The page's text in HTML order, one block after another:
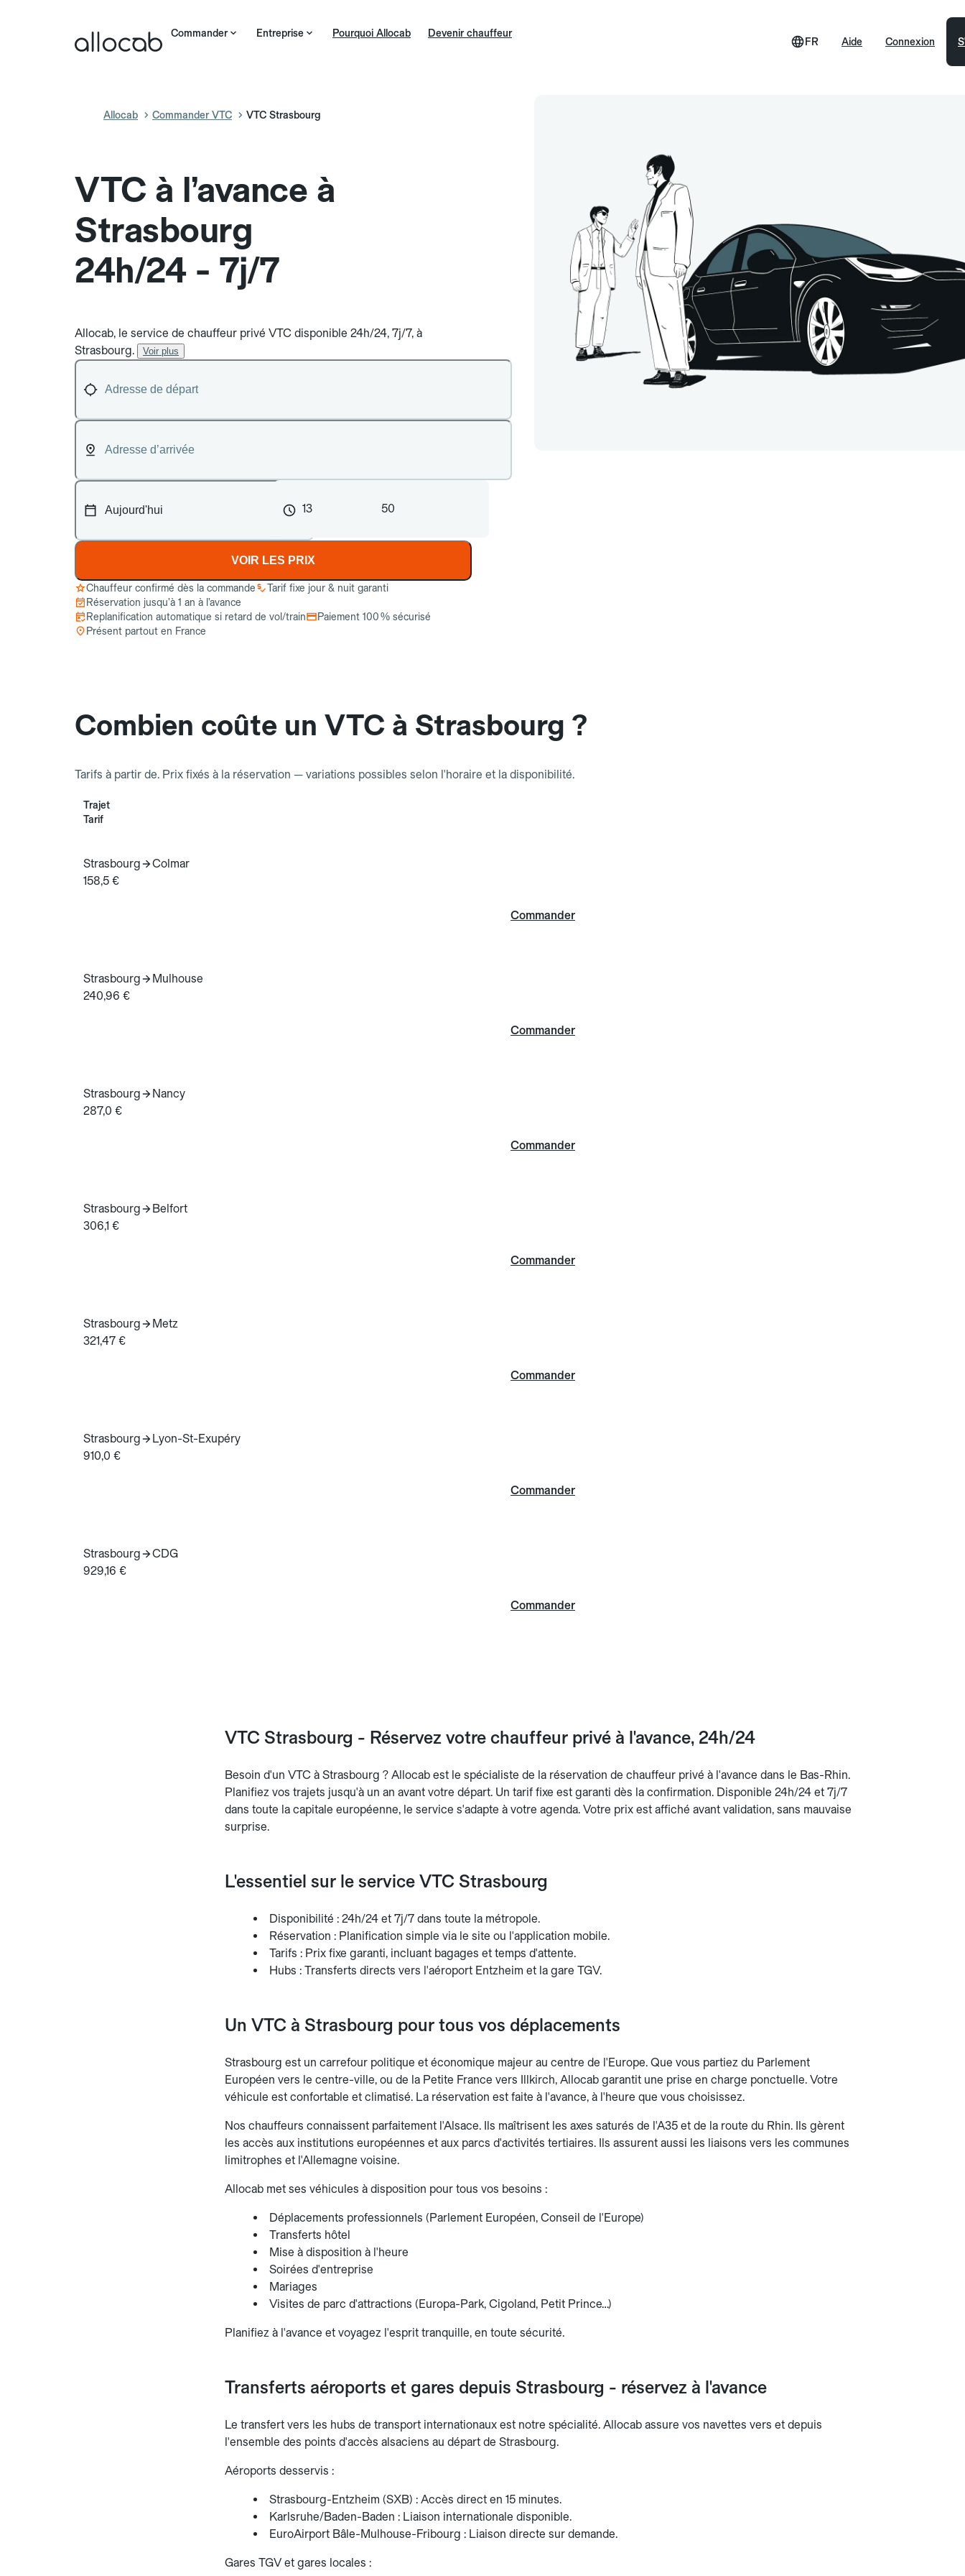
Commander Entreprise Pourquoi Allocab Devenir chauffeur
Aide
FR Connexion
Allocab Commander VTC VTC Strasbourg
VTC à l’avance à
Strasbourg
24h/24 - 7j/7
Allocab, le service de chauffeur privé VTC disponible 24h/24, 7j/7, à
Strasbourg.
Voir plus
13 50
VOIR LES PRIX
Chauffeur confirmé dès la commande
Tarif fixe jour & nuit garanti
Réservation jusqu’à 1 an à l’avance
Replanification automatique si retard de vol/train
Paiement 100 % sécurisé
Présent partout en France
Combien coûte un VTC à Strasbourg ?
Tarifs à partir de. Prix fixés à la réservation — variations possibles selon l'horaire et la disponibilité.
Trajet
Tarif
Strasbourg
Colmar
158,5 €
Commander
Strasbourg
Mulhouse
240,96 €
Commander
Strasbourg
Nancy
287,0 €
Commander
Strasbourg
Belfort
306,1 €
Commander
Strasbourg
Metz
321,47 €
Commander
Strasbourg
Lyon-St-Exupéry
910,0 €
Commander
Strasbourg
CDG
929,16 €
Commander
VTC Strasbourg - Réservez votre chauffeur privé à l'avance, 24h/24
Besoin d'un VTC à Strasbourg ? Allocab est le spécialiste de la réservation de chauffeur privé à l'avance dans le Bas-Rhin.
Planifiez vos trajets jusqu'à un an avant votre départ. Un tarif fixe est garanti dès la confirmation. Disponible 24h/24 et 7j/7
dans toute la capitale européenne, le service s'adapte à votre agenda. Votre prix est affiché avant validation, sans mauvaise
surprise.
L'essentiel sur le service VTC Strasbourg
Disponibilité : 24h/24 et 7j/7 dans toute la métropole.
Réservation : Planification simple via le site ou l'application mobile.
Tarifs : Prix fixe garanti, incluant bagages et temps d'attente.
Hubs : Transferts directs vers l'aéroport Entzheim et la gare TGV.
Un VTC à Strasbourg pour tous vos déplacements
Strasbourg est un carrefour politique et économique majeur au centre de l'Europe. Que vous partiez du Parlement
Européen vers le centre-ville, ou de la Petite France vers Illkirch, Allocab garantit une prise en charge ponctuelle. Votre
véhicule est confortable et climatisé. La réservation est faite à l'avance, à l'heure que vous choisissez.
Nos chauffeurs connaissent parfaitement l'Alsace. Ils maîtrisent les axes saturés de l'A35 et de la route du Rhin. Ils gèrent
les accès aux institutions européennes et aux parcs d'activités tertiaires. Ils assurent aussi les liaisons vers les communes
limitrophes et l'Allemagne voisine.
Allocab met ses véhicules à disposition pour tous vos besoins :
Déplacements professionnels (Parlement Européen, Conseil de l'Europe)
Transferts hôtel
Mise à disposition à l'heure
Soirées d'entreprise
Mariages
Visites de parc d'attractions (Europa-Park, Cigoland, Petit Prince…)
Planifiez à l'avance et voyagez l'esprit tranquille, en toute sécurité.
Transferts aéroports et gares depuis Strasbourg - réservez à l'avance
Le transfert vers les hubs de transport internationaux est notre spécialité. Allocab assure vos navettes vers et depuis
l'ensemble des points d'accès alsaciens au départ de Strasbourg.
Aéroports desservis :
Strasbourg-Entzheim (SXB) : Accès direct en 15 minutes.
Karlsruhe/Baden-Baden : Liaison internationale disponible.
EuroAirport Bâle-Mulhouse-Fribourg : Liaison directe sur demande.
Gares TGV et gares locales :